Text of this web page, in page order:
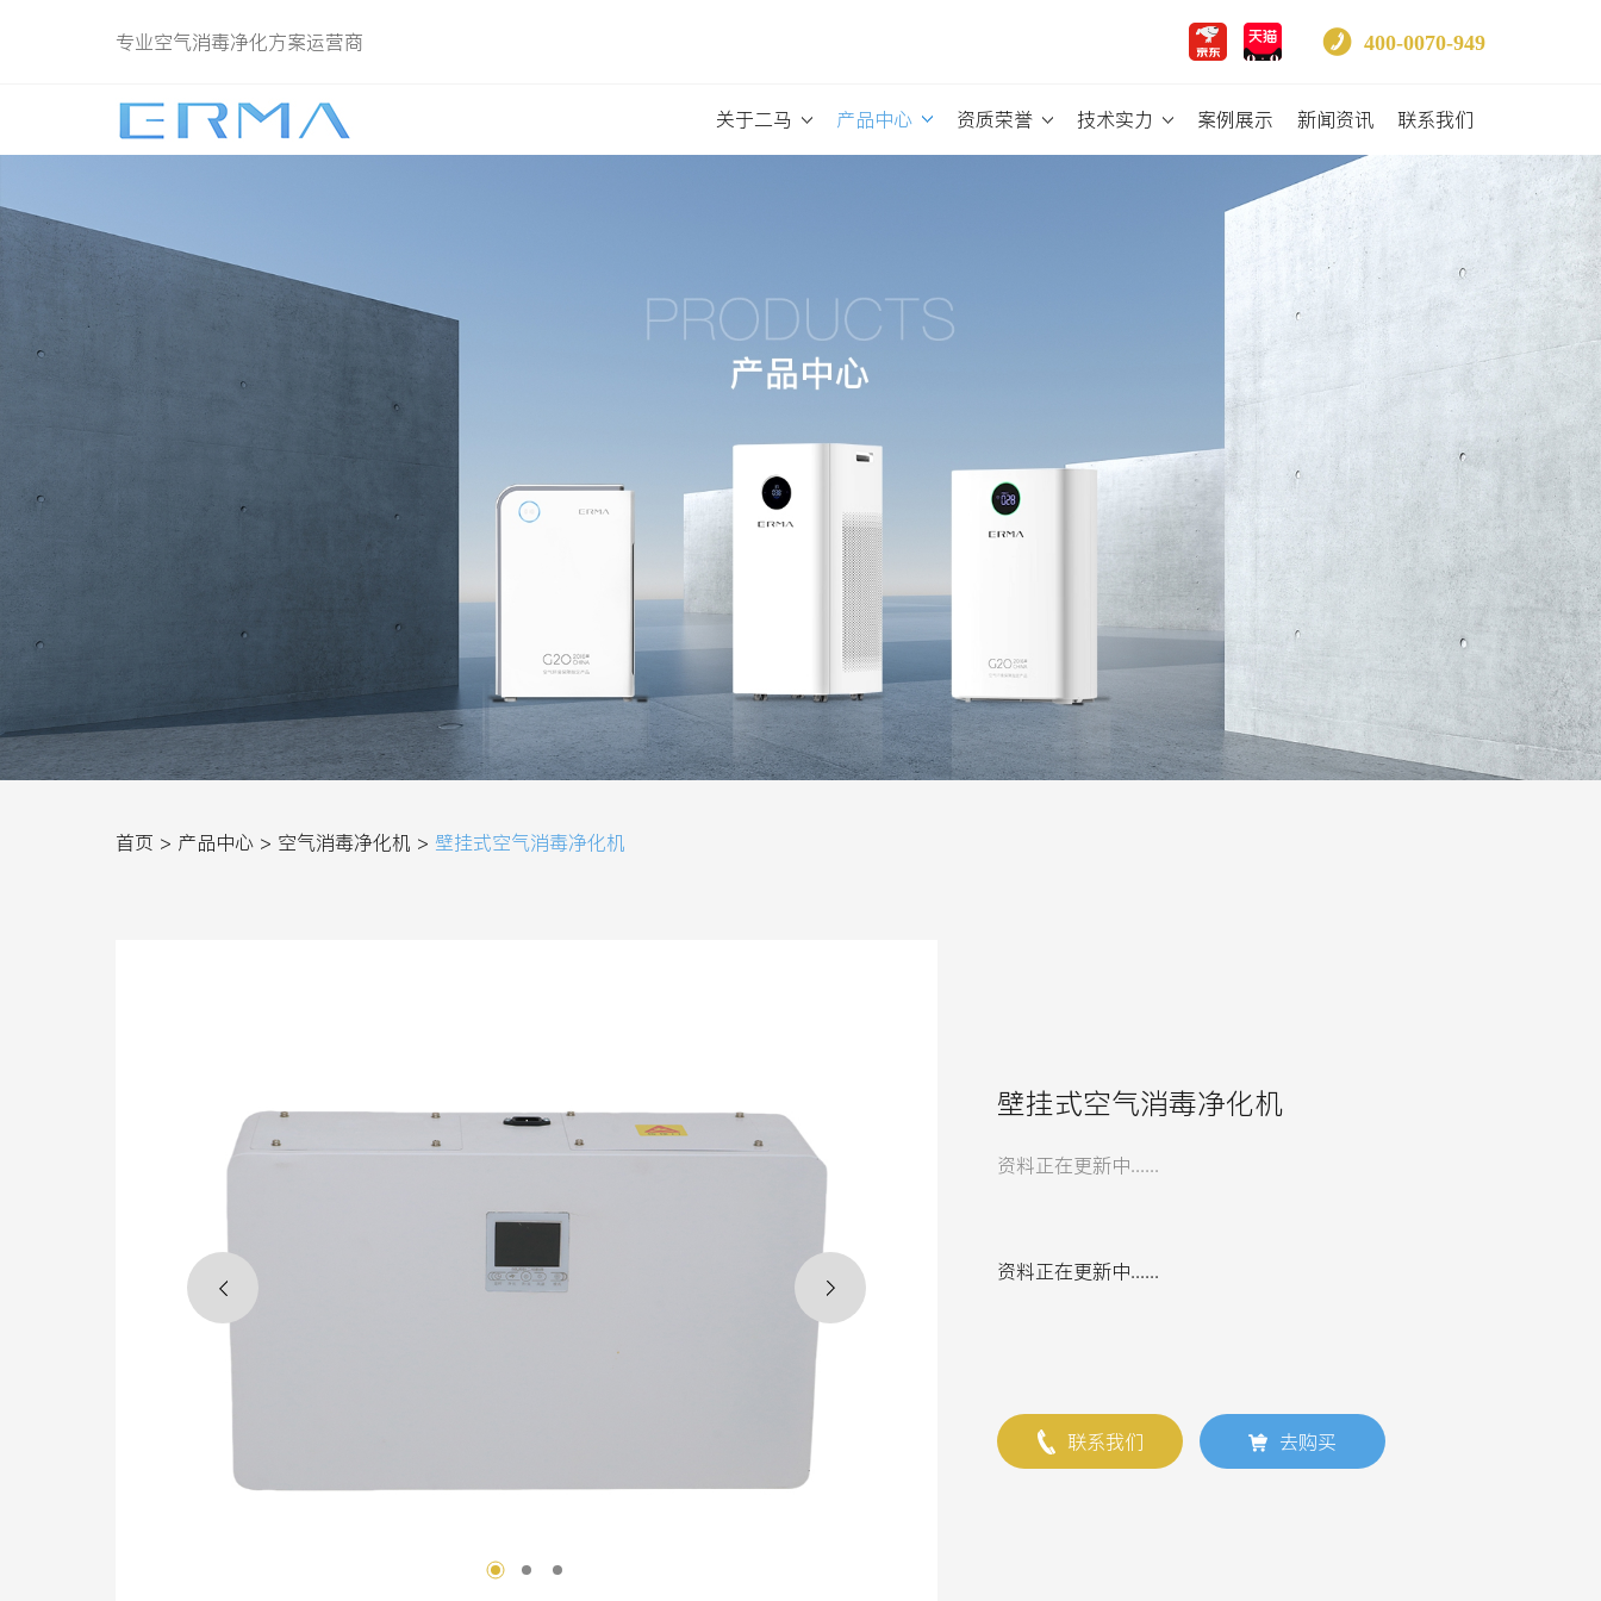
专业空气消毒净化方案运营商 400-0070-949
关于二马 产品中心 资质荣誉 技术实力 案例展示 新闻资讯 联系我们
首页 > 产品中心 > 空气消毒净化机 > 壁挂式空气消毒净化机
壁挂式空气消毒净化机
资料正在更新中......
资料正在更新中......
联系我们 去购买